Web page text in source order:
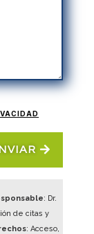
: Dr.
de citas y
: Acceso,